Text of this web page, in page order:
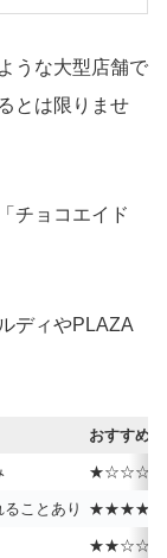
うな大型店舗で
とは限りませ
チョコエイド
ディやPLAZA
おすすめ度
★☆☆☆☆
ことあり ★★★★☆
★★☆☆☆